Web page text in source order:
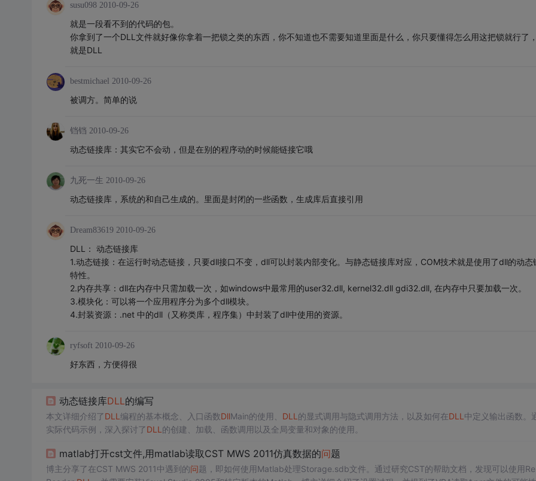
susu098 2010-09-26
就是一段看不到的代码的包。
你拿到了一个DLL文件就好像你拿着一把锁之类的东西，你不知道也不需要知道里面是什么，你只要懂得怎么用这把锁就行了
就是DLL
bestmichael 2010-09-26
被调方。简单的说
铛铛 2010-09-26
动态链接库：其实它不会动，但是在别的程序动的时候能链接它哦
九死一生 2010-09-26
动态链接库，系统的和自己生成的。里面是封闭的一些函数，生成库后直接引用
Dream83619 2010-09-26
DLL： 动态链接库
1.动态链接：在运行时动态链接，只要dll接口不变，dll可以封装内部变化。与静态链接库对应，COM技术就是使用了dll的动态
特性。
2.内存共享：dll在内存中只需加载一次，如windows中最常用的user32.dll, kernel32.dll gdi32.dll, 在内存中只要加载一次。
3.模块化：可以将一个应用程序分为多个dll模块。
4.封装资源：.net 中的dll（又称类库，程序集）中封装了dll中使用的资源。
ryfsoft 2010-09-26
好东西，方便得很
动态链接库DLL的编写
本文详细介绍了DLL 编程的基本概念、入口函数DllMain的使用、 DLL 的显式调用与隐式调用方法，以及如何在DLL 中定义输出函数。
实际代码示例，深入探讨了DLL 的创建、加载、函数调用以及全局变量和对象的使用。
matlab打开cst文件,用matlab读取CST MWS 2011仿真数据的问题
博主分享了在CST MWS 2011中遇到的问题，即如何使用Matlab处理Storage.sdb文件。通过研究CST的帮助文档，发现可以使用